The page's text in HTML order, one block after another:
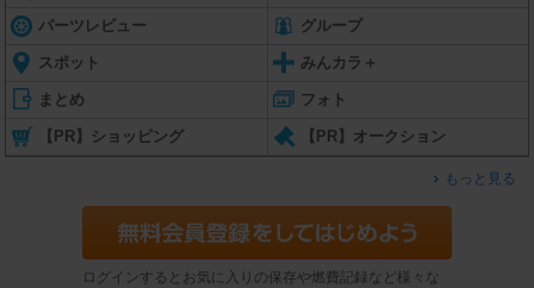
パーツレビュー グループ
スポット みんカラ＋
まとめ フォト
【PR】ショッピング 【PR】オークション
もっと見る
ログインするとお気に入りの保存や燃費記録など様々な